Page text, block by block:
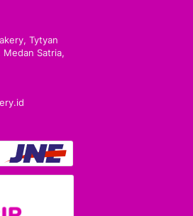
Tytyan
Medan Satria,